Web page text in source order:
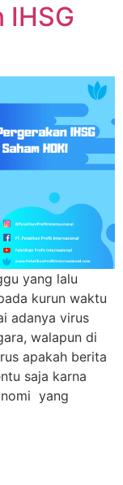
IHSG
yang lalu
kurun waktu
adanya virus
walapun di
apakah berita
saja karna
yang